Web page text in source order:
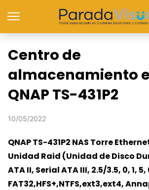
Centro de
almacenamiento
QNAP TS-431P2
10/05/2022
QNAP TS-431P2 NAS Torre
Unidad Raid (Unidad de Disco
ATA II, Serial ATA III, 2.5/3.5, 0, 1, 5,
FAT32,HFS+,NTFS,ext3,ext4,